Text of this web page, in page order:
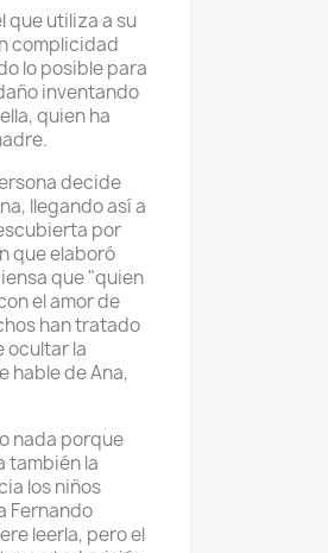
que utiliza a su
complicidad
lo posible para
inventando
quien ha
decide
llegando así a
por
que elaboró
que "quien
el amor de
han tratado
ocultar la
hable de Ana,
nada porque
también la
los niños
Fernando
leerla, pero el